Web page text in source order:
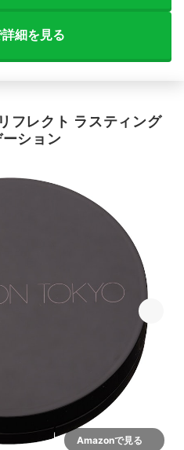
細を見る
フレクト ラスティング
ション
Amazonで見る